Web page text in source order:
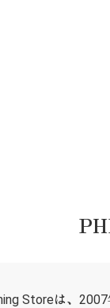
Storeは、